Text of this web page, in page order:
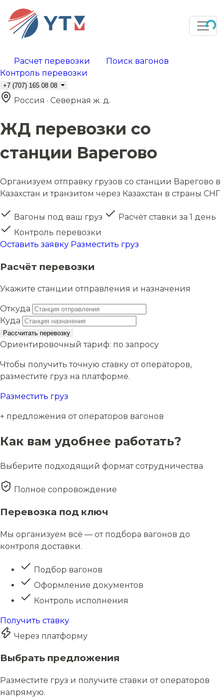
Расчет перевозки
Поиск вагонов
Контроль перевозки
+7 (707) 165 08 08
Россия · Северная ж. д.
ЖД перевозки со
станции Варегово
Организуем отправку грузов со станции Варегово в
Казахстан и транзитом через Казахстан в страны СНГ
Вагоны под ваш груз
Расчёт ставки за 1 день
Контроль перевозки
Оставить заявку Разместить груз
Расчёт перевозки
Укажите станции отправления и назначения
Откуда
Куда
Рассчитать перевозку
Ориентировочный тариф: по запросу
Чтобы получить точную ставку от операторов,
разместите груз на платформе.
Разместить груз
+ предложения от операторов вагонов
Как вам удобнее работать?
Выберите подходящий формат сотрудничества
Полное сопровождение
Перевозка под ключ
Мы организуем всё — от подбора вагонов до
контроля доставки.
Подбор вагонов
Оформление документов
Контроль исполнения
Получить ставку
Через платформу
Выбрать предложения
Разместите груз и получите ставки от операторов
напрямую.